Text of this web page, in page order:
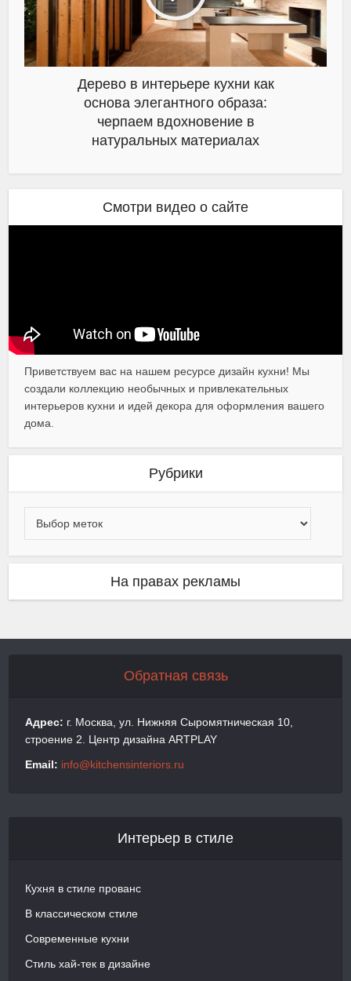
Дерево в интерьере кухни как
основа элегантного образа:
черпаем вдохновение в
натуральных материалах
Смотри видео о сайте
Приветствуем вас на нашем ресурсе дизайн кухни! Мы
создали коллекцию необычных и привлекательных
интерьеров кухни и идей декора для оформления вашего
дома.
Рубрики
На правах рекламы
Обратная связь
Адрес: г. Москва, ул. Нижняя Сыромятническая 10,
строение 2. Центр дизайна ARTPLAY
Email: info@kitchensinteriors.ru
Интерьер в стиле
Кухня в стиле прованс
В классическом стиле
Современные кухни
Стиль хай-тек в дизайне